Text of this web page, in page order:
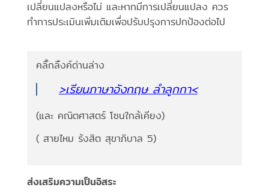
เปลี่ยนแปลงหรือไม่ และหากมีการเปลี่ยนแปลง ควร
ทำการประเมินเพิ่มเติมเพื่อปรับปรุงการปกป้องต่อไป
คลิ๊กลิ้งค์ด่านล่าง
>เรียนภาษาอังกฤษ ลำลูกกา<
(และ คณิตศาสตร์ โซนใกล้เคียง)
( สายไหม รังสิต สุขาภิบาล 5)
ส่งเสริมความเป็นอิสระ